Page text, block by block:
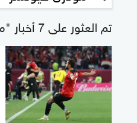
تم العثور على 7 أخبار "مودرن فيوتشر"